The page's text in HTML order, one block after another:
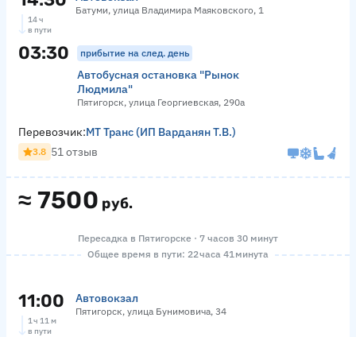
Батуми, улица Владимира Маяковского, 1
14 ч
в пути
03:30 прибытие на след. день
Автобусная остановка "Рынок
Людмила"
Пятигорск, улица Георгиевская, 290а
≈ 7500 руб.
Перевозчик:МТ Транс (ИП Варданян Т.В.)
3.8 51 отзыв
Пересадка в Пятигорске · 7 часов 30 минут
Общее время в пути: 22 часа 41 минута
11:00 Автовокзал
Пятигорск, улица Бунимовича, 34
1 ч 11 м
в пути